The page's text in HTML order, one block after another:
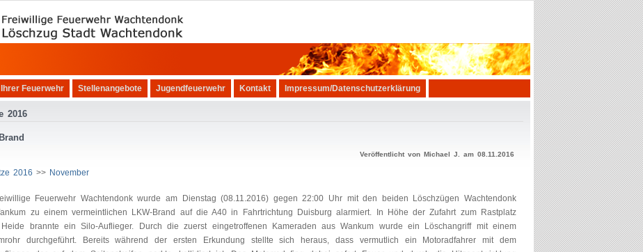
Feuerwehr Stellenangebote Jugendfeuerwehr Kontakt Impressum/Datenschutzerklärung
2016
Veröffentlicht von Michael J. am 08.11.2016
2016 >> November
Feuerwehr Wachtendonk wurde am Dienstag (08.11.2016) gegen 22:00 Uhr mit den beiden Löschzügen Wachtendonk
zu einem vermeintlichen LKW-Brand auf die A40 in Fahrtrichtung Duisburg alarmiert. In Höhe der Zufahrt zum Rastplatz
Heide brannte ein Silo-Auflieger. Durch die zuerst eingetroffenen Kameraden aus Wankum wurde ein Löschangriff mit einem
durchgeführt. Bereits während der ersten Erkundung stellte sich heraus, dass vermutlich ein Motoradfahrer mit dem